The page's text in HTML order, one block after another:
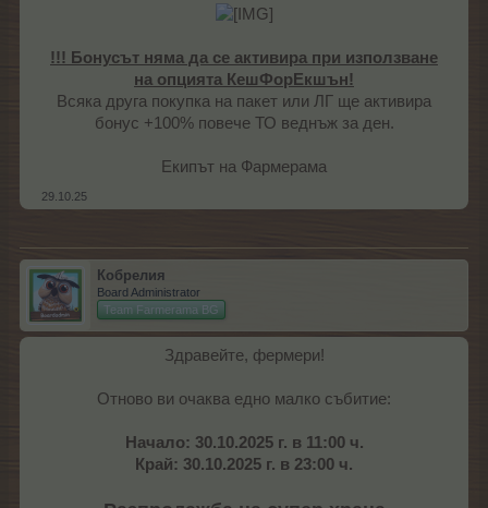
!!! Бонусът няма да се активира при използване
на опцията КешФорЕкшън!
Всяка друга покупка на пакет или ЛГ ще активира
бонус +100% повече ТО веднъж за ден.​
Екипът на Фармерама​
29.10.25
Кобрелия
Board Administrator
Team Farmerama BG
Здравейте, фермери!
Отново ви очаква едно малко събитие:
Начало: 30.10.2025 г. в 11:00 ч.
Край: 30.10.2025 г. в 23:00 ч.